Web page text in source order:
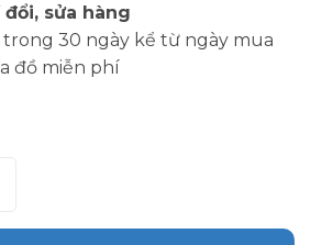
sửa hàng
30 ngày kể từ ngày mua
đồ miễn phí